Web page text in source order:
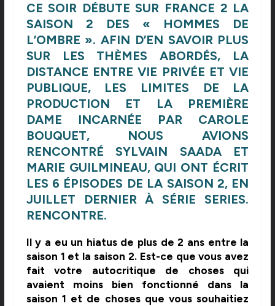
CE SOIR DÉBUTE SUR FRANCE 2 LA
SAISON 2 DES « HOMMES DE
L’OMBRE ». AFIN D’EN SAVOIR PLUS
SUR LES THÈMES ABORDÉS, LA
DISTANCE ENTRE VIE PRIVÉE ET VIE
PUBLIQUE, LES LIMITES DE LA
PRODUCTION ET LA PREMIÈRE
DAME INCARNÉE PAR CAROLE
BOUQUET, NOUS AVIONS
RENCONTRÉ SYLVAIN SAADA ET
MARIE GUILMINEAU, QUI ONT ÉCRIT
LES 6 ÉPISODES DE LA SAISON 2, EN
JUILLET DERNIER À SÉRIE SERIES.
RENCONTRE.
Il y a eu un hiatus de plus de 2 ans entre la
saison 1 et la saison 2. Est-ce que vous avez
fait votre autocritique de choses qui
avaient moins bien fonctionné dans la
saison 1 et de choses que vous souhaitiez